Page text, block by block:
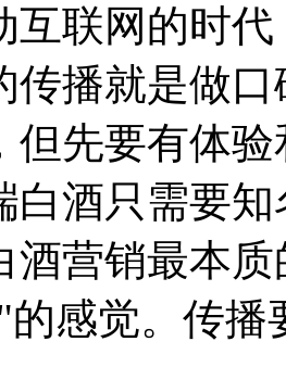
互联网的时
传播就是做
但先要有体
白酒只需要
酒营销最本
的感觉。传